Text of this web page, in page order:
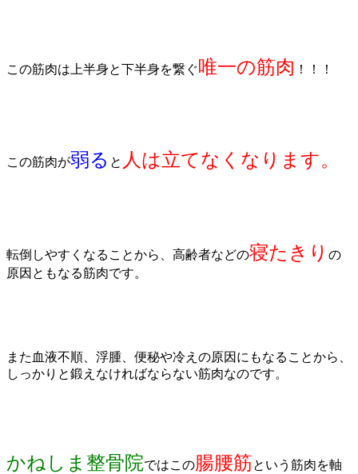
この筋肉は上半身と下半身を繋ぐ唯一の筋肉 ！！！
この筋肉が弱る と 人は立てなくなります。
転倒しやすくなることから、高齢者などの寝たきり の
原因ともなる筋肉です。
また血液不順、浮腫、便秘や冷えの原因にもなることから、
しっかりと鍛えなければならない筋肉なのです。
かねしま整骨院ではこの腸腰筋という筋肉を軸